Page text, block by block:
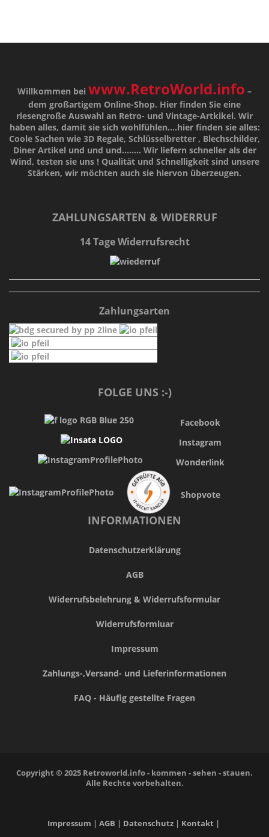
Willkommen bei www.RetroWorld.info –
dem großartigem Online-Shop. Hier finden Sie eine
riesengroße Auswahl an Retro- und Vintage-Artkikel. Wir
haben alles, damit sie sich wohlfühlen....hier finden sie alles:
Coole Sachen wie 3D Regale, Schlüsselbretter , Blechschilder,
Diner Artikel und und und........ Wir liefern schneller als der
Wind, testen sie uns ! Qualitätund Schnelligkeitsind unsere
Stärken, wir möchten auch sie hiervon überzeugen.
ZAHLUNGSARTEN & WIDERRUF
14 Tage Widerrufsrecht
Zahlungsarten
FOLGE UNS :-)
Facebook
Instagram
Wonderlink
Shopvote
INFORMATIONEN
Datenschutzerklärung
AGB
Widerrufsbelehrung & Widerrufsformular
Widerrufsformluar
Impressum
Zahlungs-,Versand- und Lieferinformationen
FAQ - Häufig gestellte Fragen
Copyright © 2025 Retroworld.info - kommen - sehen - stauen.
Alle Rechte vorbehalten.
Impressum | AGB | Datenschutz | Kontakt |